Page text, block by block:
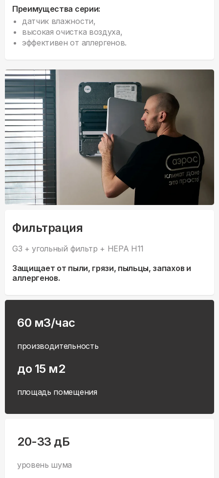
Преимущества серии:
датчик влажности,
высокая очистка воздуха,
эффективен от аллергенов.
Фильтрация
G3 + угольный фильтр + HEPA H11
Защищает от пыли, грязи, пыльцы, запахов и
аллергенов.
60 м3/час
производительность
до 15 м2
площадь помещения
20-33 дБ
уровень шума